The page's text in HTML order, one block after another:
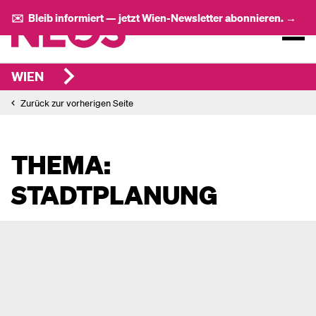
✉️ Bleib informiert — jetzt Wien-Newsletter abonnieren. →
WIEN
Zurück zur vorherigen Seite
THEMA:
STADTPLANUNG